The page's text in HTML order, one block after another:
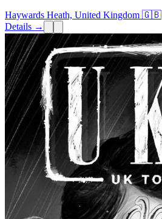
Haywards Heath, United Kingdom 🇬🇧
Details →